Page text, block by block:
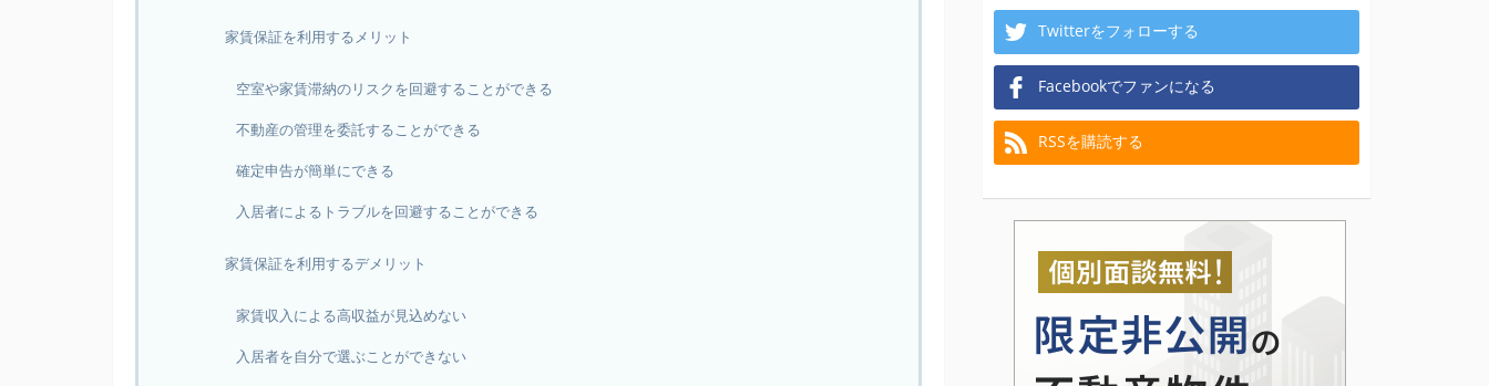
家賃保証を利用するメリット
空室や家賃滞納のリスクを回避することができる
不動産の管理を委託することができる
確定申告が簡単にできる
入居者によるトラブルを回避することができる
家賃保証を利用するデメリット
家賃収入による高収益が見込めない
入居者を自分で選ぶことができない
Twitterをフォローする
Facebookでファンになる
RSSを購読する